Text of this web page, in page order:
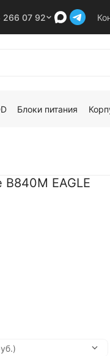
266 07 92
Блоки питания
EAGLE